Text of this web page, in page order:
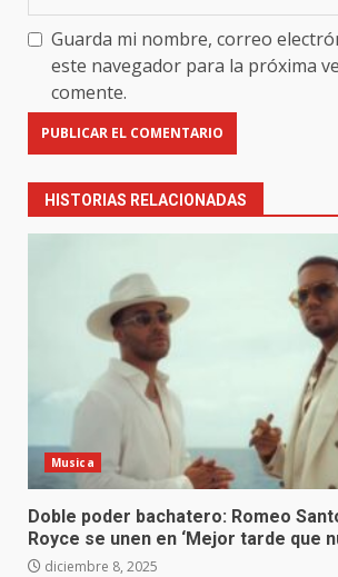
Guarda mi nombre, correo
este navegador para la próxima
comente.
HISTORIAS RELACIONADAS
Musica
Doble poder bachatero: Romeo
Royce se unen en ‘Mejor tarde que
diciembre 8, 2025